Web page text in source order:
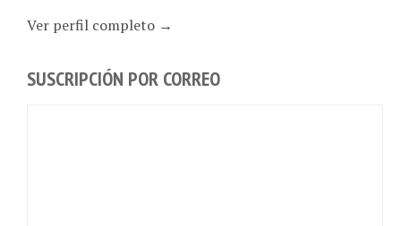
Ver perfil completo →
SUSCRIPCIÓN POR CORREO